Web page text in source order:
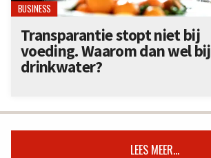
BUSINESS
Transparantie stopt niet bij
voeding. Waarom dan wel bij
drinkwater?
LEES MEER...